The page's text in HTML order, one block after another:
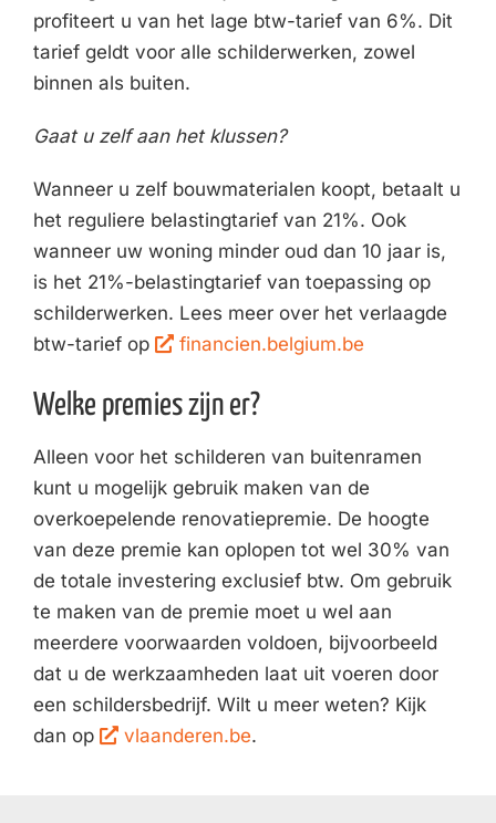
profiteert u van het lage btw-tarief van 6%. Dit
tarief geldt voor alle schilderwerken, zowel
binnen als buiten.
Gaat u zelf aan het klussen?
Wanneer u zelf bouwmaterialen koopt, betaalt u
het reguliere belastingtarief van 21%. Ook
wanneer uw woning minder oud dan 10 jaar is,
is het 21%-belastingtarief van toepassing op
schilderwerken. Lees meer over het verlaagde
btw-tarief op
financien.belgium.be
Welke premies zijn er?
Alleen voor het schilderen van buitenramen
kunt u mogelijk gebruik maken van de
overkoepelende renovatiepremie. De hoogte
van deze premie kan oplopen tot wel 30% van
de totale investering exclusief btw. Om gebruik
te maken van de premie moet u wel aan
meerdere voorwaarden voldoen, bijvoorbeeld
dat u de werkzaamheden laat uit voeren door
een schildersbedrijf. Wilt u meer weten? Kijk
dan op
vlaanderen.be.